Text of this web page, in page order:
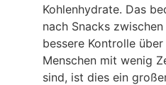
Kohlenhydrate. Das
nach Snacks
bessere Kontrolle
Menschen mit wenig
sind, ist dies ein